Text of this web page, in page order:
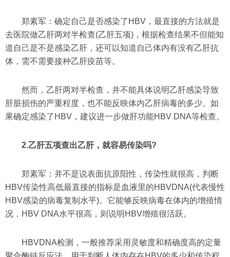
郑素军：确定自己是否感染了HBV，最直接的方法就是
去医院做乙肝两对半检查(乙肝五项)，根据检查结果不但能知
道自己是不是感染乙肝，还可以知道自己体内有没有乙肝抗
体，需不需要接种乙肝疫苗等。
然而，乙肝两对半检查，并不能具体说明乙肝感染导致
肝脏损伤的严重程度，也不能反映体内乙肝病毒的多少。如
果确定感染了HBV，建议进一步做肝功能HBV DNA等检查。
2.乙肝五项查出乙肝，就容易传染吗?
郑素军：并不是说表面抗原阳性，传染性就很高，判断
HBV传染性高低最直接的指标是血液里的HBVDNA(代表慢性
HBV感染的病毒复制水平)。它能够反映病毒在体内的增殖情
况，HBV DNA水平很高，则说明HBV增殖很活跃。
HBVDNA检测，一般推荐采用灵敏度和精确度高的定量